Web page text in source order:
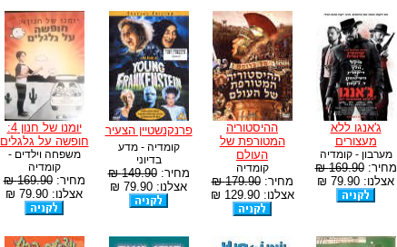
ג'אנגו ללא
מעצורים
מערבון - קומדיה
מחיר:169.90 ₪
אצלנו: 79.90 ₪
ההיסטוריה
המטורפת של
העולם
קומדיה
מחיר:179.90 ₪
אצלנו: 129.90 ₪
פרנקנשטיין הצעיר
קומדיה - מדע
בדיוני
מחיר:149.90 ₪
אצלנו: 79.90 ₪
יומנו של חנון 4:
חופשה על גלגלים
משפחה וילדים -
קומדיה
מחיר:169.90 ₪
אצלנו: 79.90 ₪